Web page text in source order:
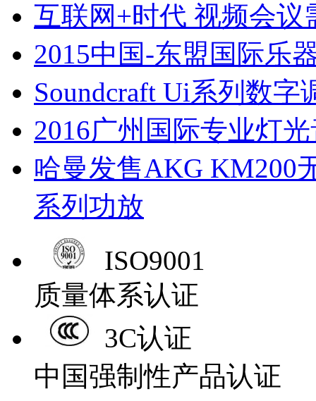
互联网+时代 视频会议
2015中国-东盟国际乐
Soundcraft Ui系列数字
2016广州国际专业灯
哈曼发售AKG KM200
系列功放
ISO9001
质量体系认证
3C认证
中国强制性产品认证